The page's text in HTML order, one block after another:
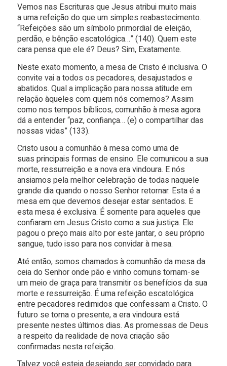
Vemos nas Escrituras que Jesus atribui muito mais
a uma refeição do que um simples reabastecimento.
“Refeições são um símbolo primordial de eleição,
perdão, e bênção escatológica…” (140). Quem este
cara pensa que ele é? Deus? Sim, Exatamente.
Neste exato momento, a mesa de Cristo é inclusiva. O
convite vai a todos os pecadores, desajustados e
abatidos. Qual a implicação para nossa atitude em
relação àqueles com quem nós comemos? Assim
como nos tempos bíblicos, comunhão à mesa agora
dá a entender “paz, confiança… (e) o compartilhar das
nossas vidas” (133).
Cristo usou a comunhão à mesa como uma de
suas principais formas de ensino. Ele comunicou a sua
morte, ressurreição e a nova era vindoura. E nós
ansiamos pela melhor celebração de todas naquele
grande dia quando o nosso Senhor retornar. Esta é a
mesa em que devemos desejar estar sentados. E
esta mesa é exclusiva. É somente para aqueles que
confiaram em Jesus Cristo como a sua justiça. Ele
pagou o preço mais alto por este jantar, o seu próprio
sangue, tudo isso para nos convidar à mesa.
Até então, somos chamados à comunhão da mesa da
ceia do Senhor onde pão e vinho comuns tornam-se
um meio de graça para transmitir os benefícios da sua
morte e ressurreição. É uma refeição escatológica
entre pecadores redimidos que confessam a Cristo. O
futuro se torna o presente, a era vindoura está
presente nestes últimos dias. As promessas de Deus
a respeito da realidade de nova criação são
confirmadas nesta refeição.